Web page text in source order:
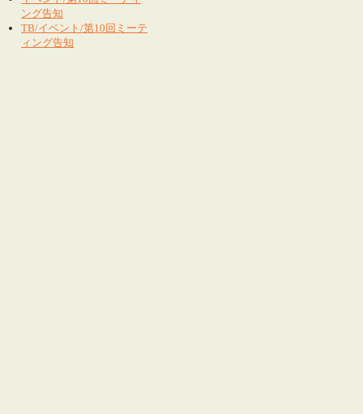
ング告知
TB/イベント/第10回ミーテ
ィング告知